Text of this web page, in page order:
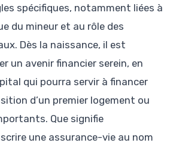
spécifiques, notamment liées à
du mineur et au rôle des
Dès la naissance, il est
un avenir financier serein, en
qui pourra servir à financer
d’un premier logement ou
Que signifie
une assurance-vie au nom